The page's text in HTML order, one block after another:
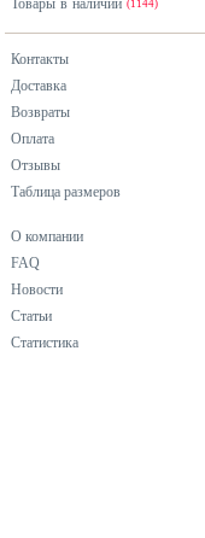
Товары в наличии (1144)
Контакты
Доставка
Возвраты
Оплата
Отзывы
Таблица размеров
О компании
FAQ
Новости
Статьи
Статистика